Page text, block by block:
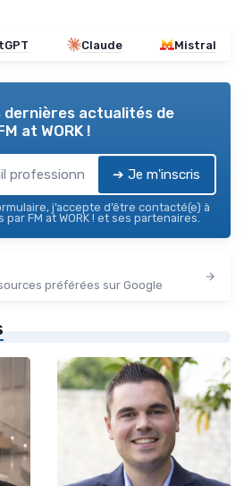
Claude Mistral
dernières actualités de
at WORK !
➔ Je m'inscris
j’accepte d’être contacté(e) à
FM at WORK ! et ses partenaires.
préférées sur Google